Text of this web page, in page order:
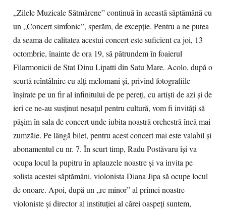
„Zilele Muzicale Sătmărene” continuă în această săptămână cu
un „Concert simfonic”, sperăm, de excepție. Pentru a ne putea
da seama de calitatea acestui concert este suficient ca joi, 13
octombrie, înainte de ora 19, să pătrundem în foaierul
Filarmonicii de Stat Dinu Lipatti din Satu Mare. Acolo, după o
scurtă reîntâlnire cu alți melomani și, privind fotografiile
înșirate pe un fir al infinitului de pe pereți, cu artiști de azi și de
ieri ce ne-au susținut nesațul pentru cultură, vom fi invități să
pășim în sala de concert unde iubita noastră orchestră încă mai
zumzăie. Pe lângă bilet, pentru acest concert mai este valabil și
abonamentul cu nr. 7. În scurt timp, Radu Postăvaru își va
ocupa locul la pupitru în aplauzele noastre și va invita pe
solista acestei săptămâni, violonista Diana Jipa să ocupe locul
de onoare. Apoi, după un „re minor” al primei noastre
violoniste și director al instituției al cărei oaspeți suntem,